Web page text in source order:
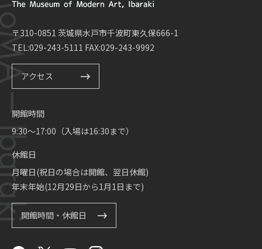
〒310-0851 茨城県水戸市千波町東久保666-1
TEL:029-243-5111 FAX:029-243-9992
アクセス
開館時間
9:30～17:00（入場は16:30まで）
休館日
月曜日(祝日の場合は開館、翌日休館)
年末年始(12月29日から1月1日まで)
開館時間・休館日